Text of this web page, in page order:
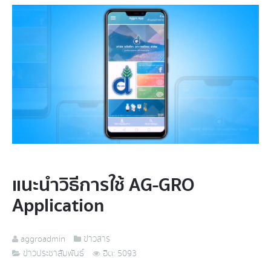
แนะนำวิธีการใช้ AG-GRO
Application
aggroadmin
ข่าวสาร
ข่าวประชาสัมพันธ์
ฮิต: 5093